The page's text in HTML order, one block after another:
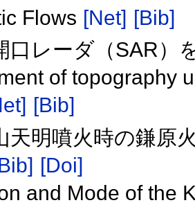
Flows [Net] [Bib]
口レーダ（SAR）
of topography
[Bib]
天明噴火時の鎌原
[Doi]
and Mode of the